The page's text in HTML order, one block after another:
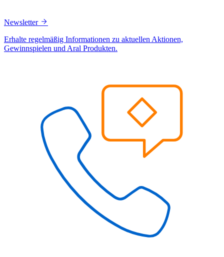
Newsletter
Erhalte regelmäßig Informationen zu aktuellen Aktionen,
Gewinnspielen und Aral Produkten.